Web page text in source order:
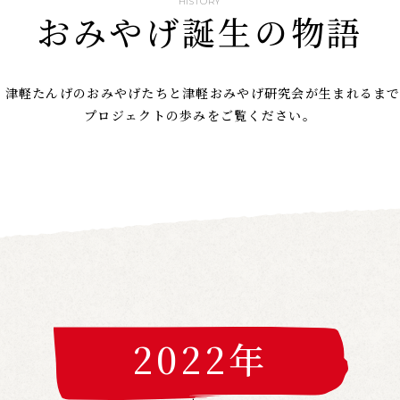
おみやげ誕生の物語
津軽たんげのおみやげたちと津軽おみやげ研究会が生まれるま
プロジェクトの歩みをご覧ください。
2022年